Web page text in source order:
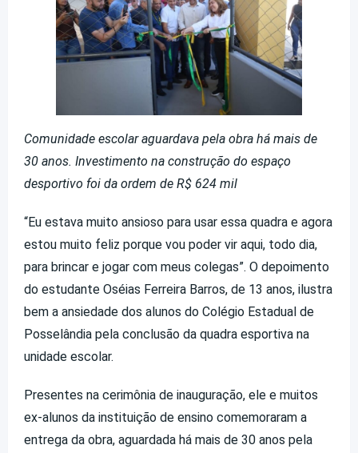
Comunidade escolar aguardava pela obra há mais de
30 anos. Investimento na construção do espaço
desportivo foi da ordem de R$ 624 mil
“Eu estava muito ansioso para usar essa quadra e agora
estou muito feliz porque vou poder vir aqui, todo dia,
para brincar e jogar com meus colegas”. O depoimento
do estudante Oséias Ferreira Barros, de 13 anos, ilustra
bem a ansiedade dos alunos do Colégio Estadual de
Posselândia pela conclusão da quadra esportiva na
unidade escolar.
Presentes na cerimônia de inauguração, ele e muitos
ex-alunos da instituição de ensino comemoraram a
entrega da obra, aguardada há mais de 30 anos pela